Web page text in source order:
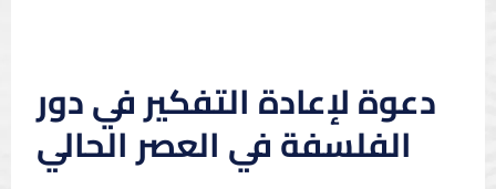
دعوة لإعادة التفكير في دور
الفلسفة في العصر الحالي